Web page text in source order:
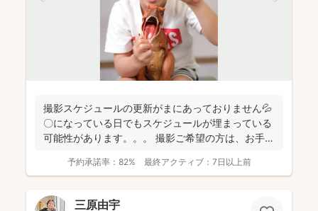
撮影スケジュールの更新がまにあっておりません💦
〇になっている日でもスケジュールが埋まっている
可能性があります。。。 撮影ご希望の方は、お手数
予約承諾率： 82% 最終アクティブ： 7日以上前
三原由宇